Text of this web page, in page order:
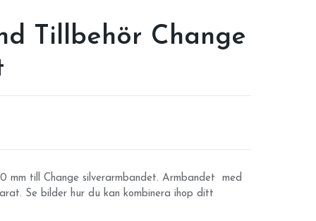
Tillbehör Change
mm till Change silverarmbandet. Armbandet med
Se bilder hur du kan kombinera ihop ditt